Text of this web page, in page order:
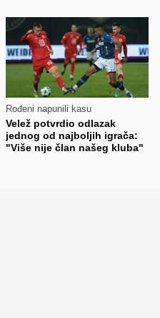
Rođeni napunili kasu
Velež potvrdio odlazak
jednog od najboljih igrača:
"Više nije član našeg kluba"